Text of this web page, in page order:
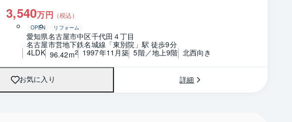
3,540万円 （税込）
OPEN リフォーム
愛知県名古屋市中区千代田４丁目
名古屋市営地下鉄名城線「東別院」駅 徒歩9分
4LDK 96.42m2 1997年11月築 5階／地上9階 北西向き
お気に入り 詳細